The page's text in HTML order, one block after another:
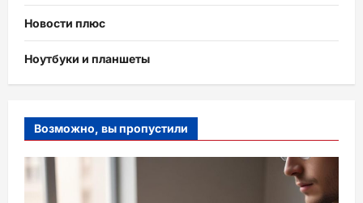
Новости плюс
Ноутбуки и планшеты
Возможно, вы пропустили